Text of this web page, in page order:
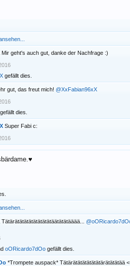
Mir geht's auch gut, danke der Nachfrage :)
gefällt dies.
gut, das freut mich! @XxFabian96xX
gefällt dies.
Super Fabi c:
Tätärätätätätätätätätäätätätääää...
oORicardo7dOo gefällt dies.
*Trompete auspack* Tätärätätätätätätärätätätää